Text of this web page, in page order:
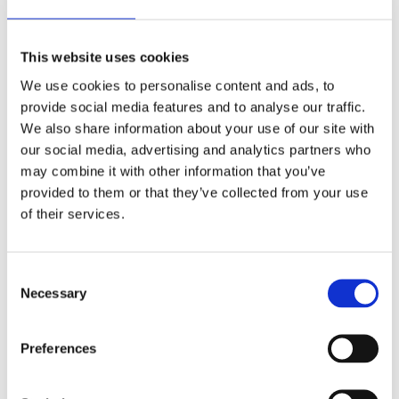
This website uses cookies
We use cookies to personalise content and ads, to
provide social media features and to analyse our traffic.
We also share information about your use of our site with
our social media, advertising and analytics partners who
may combine it with other information that you’ve
provided to them or that they’ve collected from your use
of their services.
Selection
Necessary
Preferences
Hyundai Tucson 04-09, VW
Номер артикула: P-03123
Стан Новий
В наявності
14,80 PLN
Transporter T5 03-15, Audi A3
96-03, SEAT Alhambra 96-10
Номер артикула: VW8001KIT
СтанНовий
В наявності
РЕМОНТ
ЗАПИСАТИСЯ НА РЕМОНТ АГРЕГАТУ